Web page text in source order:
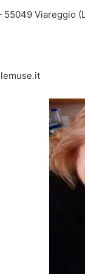
55049 Viareggio